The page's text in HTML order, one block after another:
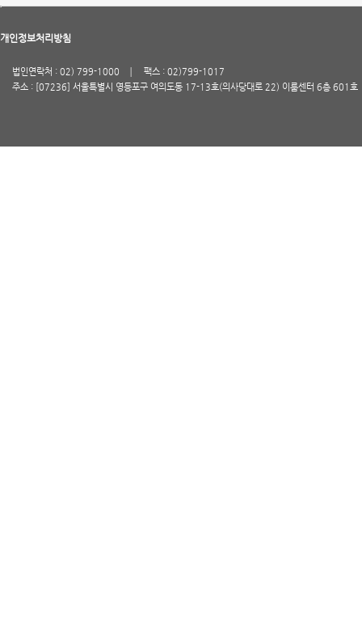
개인정보처리방침
법인연락처 : 02) 799-1000
팩스 : 02)799-1017
주소 : [07236] 서울특별시 영등포구 여의도동 17-13호(의사당대로 22) 이룸센터 6층 601호